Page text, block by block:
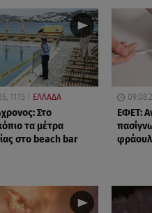
11:15 ΕΛΛΑΔΑ
Στο
τα μέτρα
στο beach bar
ΕΦΕΤ: